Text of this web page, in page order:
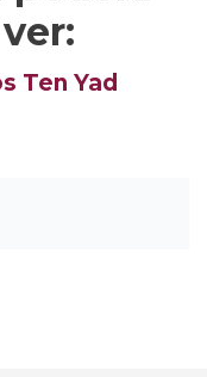
Ten Yad